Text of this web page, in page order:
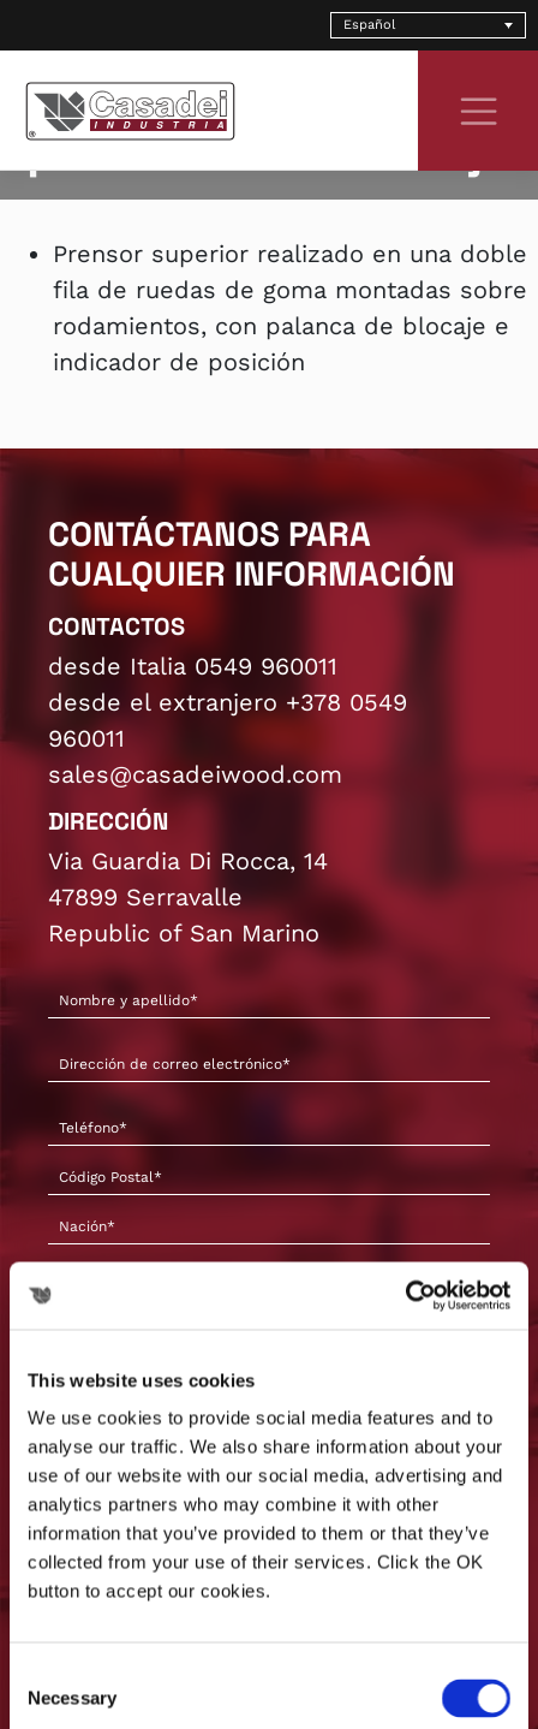
This website uses cookies
We use cookies to provide social media features and to
analyse our traffic. We also share information about your
use of our website with our social media, advertising and
analytics partners who may combine it with other
information that you’ve provided to them or that they’ve
collected from your use of their services. Click the OK
button to accept our cookies.
Selection
Necessary
to
content
Español
Prensor con
palancas de blocaje
Prensor superior realizado en una doble
fila de ruedas de goma montadas sobre
rodamientos, con palanca de blocaje e
indicador de posición
CONTÁCTANOS PARA
CUALQUIER INFORMACIÓN
CONTACTOS
desde Italia 0549 960011
desde el extranjero +378 0549
960011
sales@casadeiwood.com
DIRECCIÓN
Via Guardia Di Rocca, 14
47899 Serravalle
Republic of San Marino
Sus datos personales serán procesados ​​de
conformidad con los principios establecidos
por el Reglamento UE 16/679/GDPR como se
indica en la Política de Privacidad
* Declaro que tengo una edad no inferior
página
de este sitio